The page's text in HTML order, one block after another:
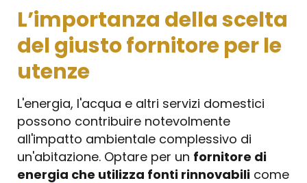
L’importanza della scelta
del giusto fornitore per le
utenze
L'energia, l'acqua e altri servizi domestici
possono contribuire notevolmente
all'impatto ambientale complessivo di
un'abitazione. Optare per un fornitore di
energia che utilizza fonti rinnovabili come